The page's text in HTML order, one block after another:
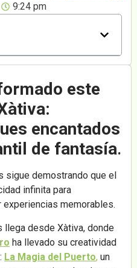
9:24 pm
este
encantados
de fantasía.
sigue demostrando que el
infinita para
memorables.
desde Xàtiva, donde
ha llevado su creatividad
La Magia del Puerto, un